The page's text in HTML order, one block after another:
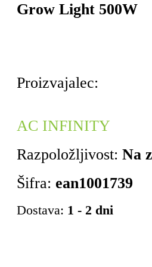
Grow Light 500W
Proizvajalec:
AC INFINITY
Razpoložljivost: Na
Šifra: ean1001739
Dostava: 1 - 2 dni